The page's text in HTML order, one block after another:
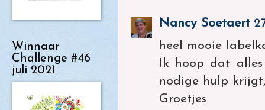
Nancy Soetaert
heel mooie
Ik hoop dat
nodige hulp
Groetjes
Winnaar
Challenge #46
juli 2021